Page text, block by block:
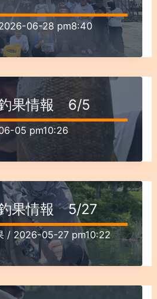
06-28 pm8:40
果情報 6/5
05 pm10:26
果情報 5/27
/ 2026-05-27 pm10:22